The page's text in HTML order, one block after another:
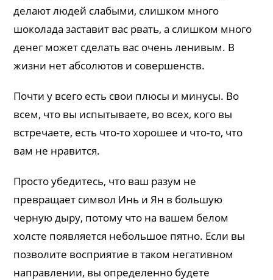
делают людей слабыми, слишком много
шоколада заставит вас рвать, а слишком много
денег может сделать вас очень ленивым. В
жизни нет абсолютов и совершенств.
Почти у всего есть свои плюсы и минусы. Во
всем, что вы испытываете, во всех, кого вы
встречаете, есть что-то хорошее и что-то, что
вам не нравится.
Просто убедитесь, что ваш разум не
превращает символ Инь и Ян в большую
черную дыру, потому что на вашем белом
холсте появляется небольшое пятно. Если вы
позволите восприятие в таком негативном
направлении, вы определенно будете